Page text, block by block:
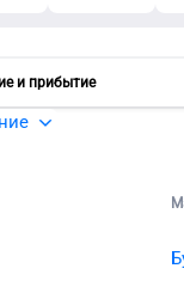
и прибытие